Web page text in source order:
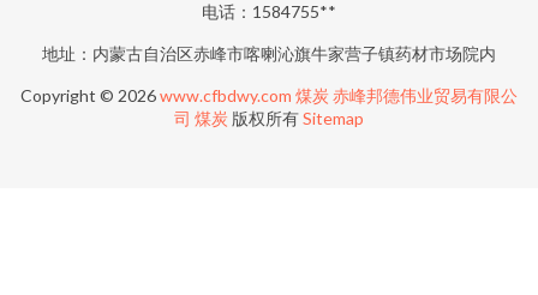
电话：1584755**
地址：内蒙古自治区赤峰市喀喇沁旗牛家营子镇药材市场院内
Copyright © 2026www.cfbdwy.com 煤炭赤峰邦德伟业贸易有限公
司 煤炭 版权所有Sitemap